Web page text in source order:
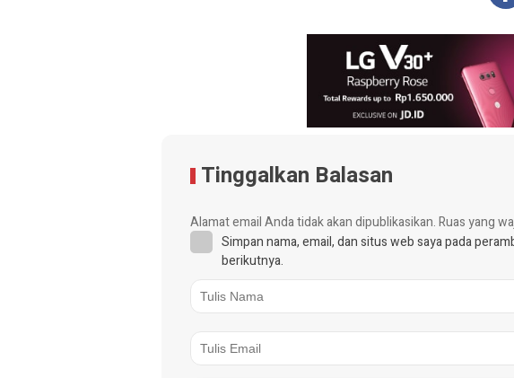
Tinggalkan Balasan
Alamat email Anda tidak akan dipublikasikan.Ruas yang
Simpan nama, email, dan situs web saya pada
berikutnya.